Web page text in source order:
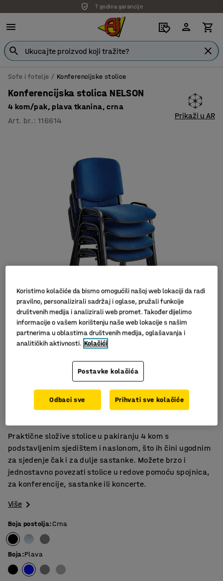
7 godina garancije
Sofe i fotelje Konferencijske stolice
Konferencijska stolica NELSON
4 kom/pak, plava tkanina, crna
Art. br. :116614
Prikaži u AR
Slični proizvodi
Spojive
Praktične složive stolice u pakiranju 4 kom s
podstavljenim sjedištem i naslonom, što ih čini ugodnim
za sjedenje čak i za dulje sastanke. Možete brzo i
jednostavno povezati stolice u redove pomoću spojnica,
za konferencije, sastanke ili koncerte.
Više
Boja postolja:Crna
Boja:Plava
Koristimo kolačiće da bismo omogućili našoj web lokaciji da radi
pravilno, personalizirali sadržaj i oglase, pružali funkcije
društvenih medija i analizirali web promet. Također dijelimo
informacije o vašem korištenju naše web lokacije s našim
partnerima u oblastima društvenih medija, oglašavanja i
analitičkih aktivnosti. Kolačići
Postavke kolačića
Odbaci sve Prihvati sve kolačiće